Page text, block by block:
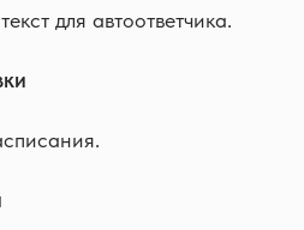
для автоответчика.